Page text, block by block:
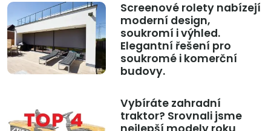
Screenové rolety nabízejí
moderní design,
soukromí i výhled.
Elegantní řešení pro
soukromé i komerční
budovy.
Vybíráte zahradní
traktor? Srovnali jsme